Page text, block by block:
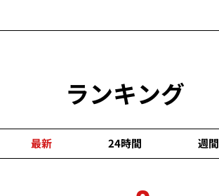
ランキング
最新 24時間 週間